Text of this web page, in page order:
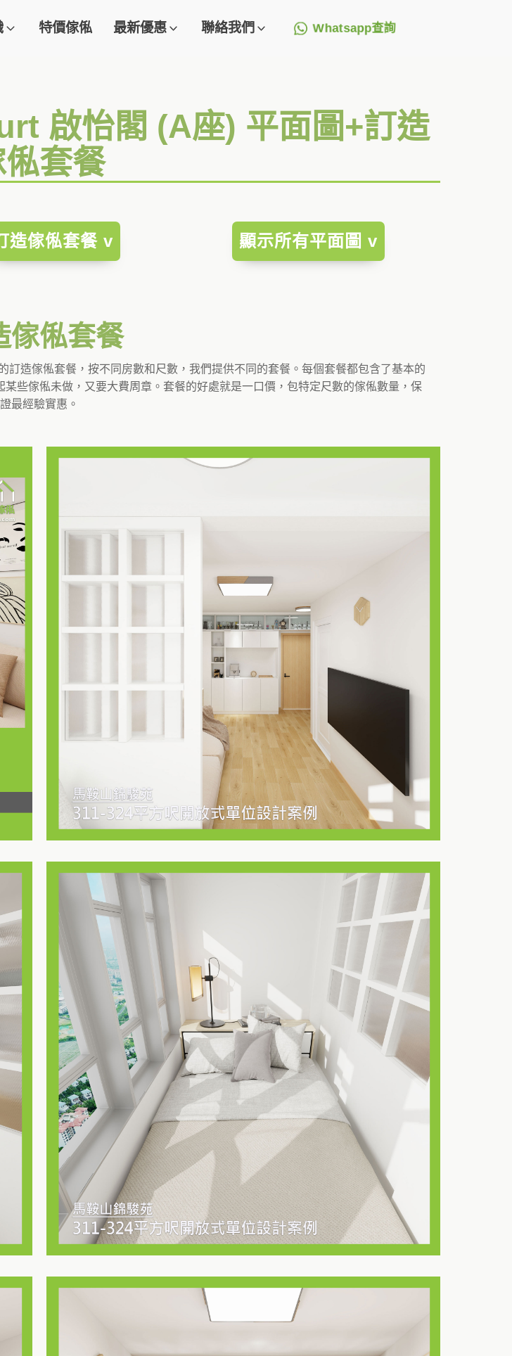
特價傢俬 最新優惠 聯絡我們 Whatsapp查詢
啟怡閣 (A座) 平面圖+訂造
套餐
造傢俬套餐 v 顯示所有平面圖 v
傢俬套餐
造傢俬套餐，按不同房數和尺數，我們提供不同的套餐。每個套餐都包含了基本的
些傢俬未做，又要大費周章。套餐的好處就是一口價，包特定尺數的傢俬數量，保
證最經驗實惠。